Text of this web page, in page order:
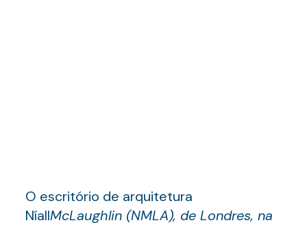
O escritório de arquitetura
NíallMcLaughlin (NMLA), de Londres, na